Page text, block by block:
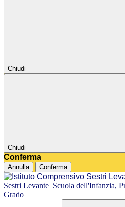
Chiudi
Chiudi
Conferma
Annulla Conferma
Sestri Levante Scuola dell'Infanzia,
Grado